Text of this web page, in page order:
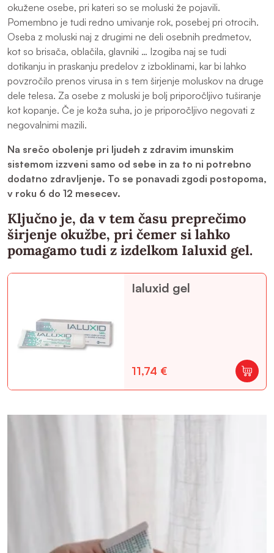
okužene osebe, pri kateri so se moluski že pojavili.
Pomembno je tudi redno umivanje rok, posebej pri otrocih.
Oseba z moluski naj z drugimi ne deli osebnih predmetov,
kot so brisača, oblačila, glavniki … Izogiba naj se tudi
dotikanju in praskanju predelov z izboklinami, kar bi lahko
povzročilo prenos virusa in s tem širjenje moluskov na druge
dele telesa. Za osebe z moluski je bolj priporočljivo tuširanje
kot kopanje. Če je koža suha, jo je priporočljivo negovati z
negovalnimi mazili.
Na srečo obolenje pri ljudeh z zdravim imunskim
sistemom izzveni samo od sebe in za to ni potrebno
dodatno zdravljenje. To se ponavadi zgodi postopoma,
v roku 6 do 12 mesecev.
Ključno je, da v tem času preprečimo
širjenje okužbe, pri čemer si lahko
pomagamo tudi z izdelkom Ialuxid gel.
Ialuxid gel
11,74 €